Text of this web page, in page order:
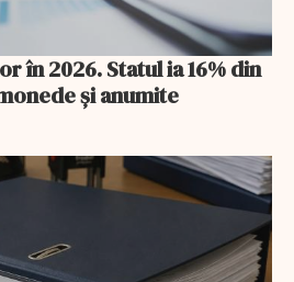
în 2026. Statul ia 16% din
și anumite